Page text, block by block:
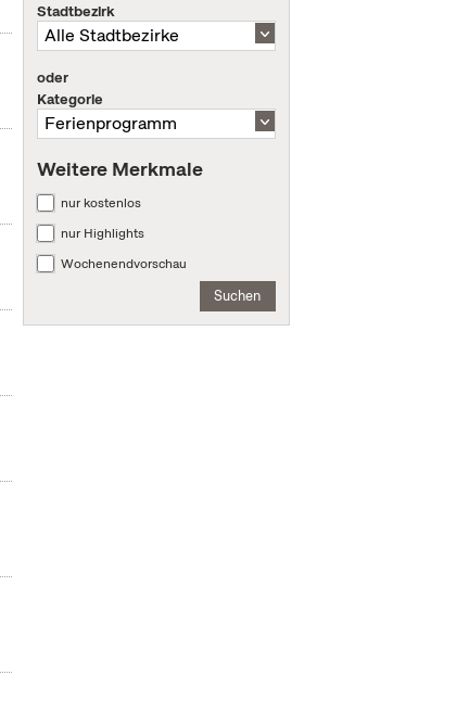
Stadtbezirk
oder
Kategorie
Weitere Merkmale
nur kostenlos
nur Highlights
Wochenendvorschau
Suchen